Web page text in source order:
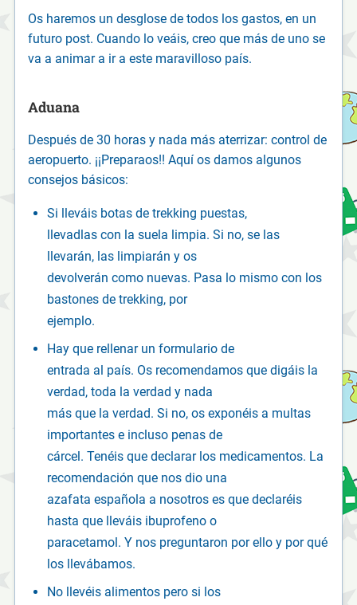
Os haremos un desglose de todos los gastos, en un
futuro post. Cuando lo veáis, creo que más de uno se
va a animar a ir a este maravilloso país.
Aduana
Después de 30 horas y nada más aterrizar: control de
aeropuerto. ¡¡Preparaos!! Aquí os damos algunos
consejos básicos:
Si lleváis botas de trekking puestas,
llevadlas con la suela limpia. Si no, se las
llevarán, las limpiarán y os
devolverán como nuevas. Pasa lo mismo con los
bastones de trekking, por
ejemplo.
Hay que rellenar un formulario de
entrada al país. Os recomendamos que digáis la
verdad, toda la verdad y nada
más que la verdad. Si no, os exponéis a multas
importantes e incluso penas de
cárcel. Tenéis que declarar los medicamentos. La
recomendación que nos dio una
azafata española a nosotros es que declaréis
hasta que lleváis ibuprofeno o
paracetamol. Y nos preguntaron por ello y por qué
los llevábamos.
No llevéis alimentos pero si los